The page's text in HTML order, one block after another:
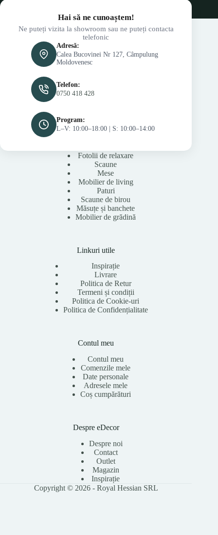
Hai să ne cunoaștem!
Ne puteți vizita la showroom sau ne puteți contacta
telefonic
Adresă:
Calea Bucovinei Nr 127, Câmpulung
Moldovenesc
Telefon:
0750 418 428
Program:
L–V: 10:00–18:00 | S: 10:00–14:00
Fotolii de relaxare
Scaune
Mese
Mobilier de living
Paturi
Scaune de birou
Măsuțe și banchete
Mobilier de grădină
Linkuri utile
Inspirație
Livrare
Politica de Retur
Termeni și condiții
Politica de Cookie-uri
Politica de Confidențialitate
Contul meu
Contul meu
Comenzile mele
Date personale
Adresele mele
Coș cumpărături
Despre eDecor
Despre noi
Contact
Outlet
Magazin
Inspirație
Copyright © 2026 - Royal Hessian SRL